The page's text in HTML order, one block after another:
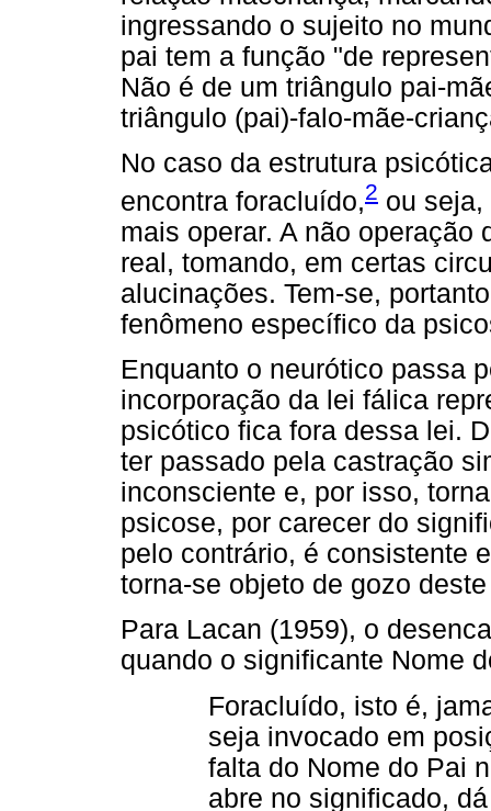
ingressando o sujeito no
pai tem a função "de
Não é de um triângulo pai-
triângulo (pai)-falo-mãe-
No caso da estrutura
encontra foracluído,2 ou seja,
mais operar. A não
real, tomando, em certas
alucinações. Tem-se,
fenômeno específico da
Enquanto o neurótico passa
incorporação da lei fálica
psicótico fica fora dessa lei.
ter passado pela castração
inconsciente e, por isso,
psicose, por carecer do
pelo contrário, é consistente
torna-se objeto de gozo
Para Lacan (1959), o
quando o significante Nome
Foracluído, isto é,
seja invocado em
falta do Nome do Pai
abre no significado,